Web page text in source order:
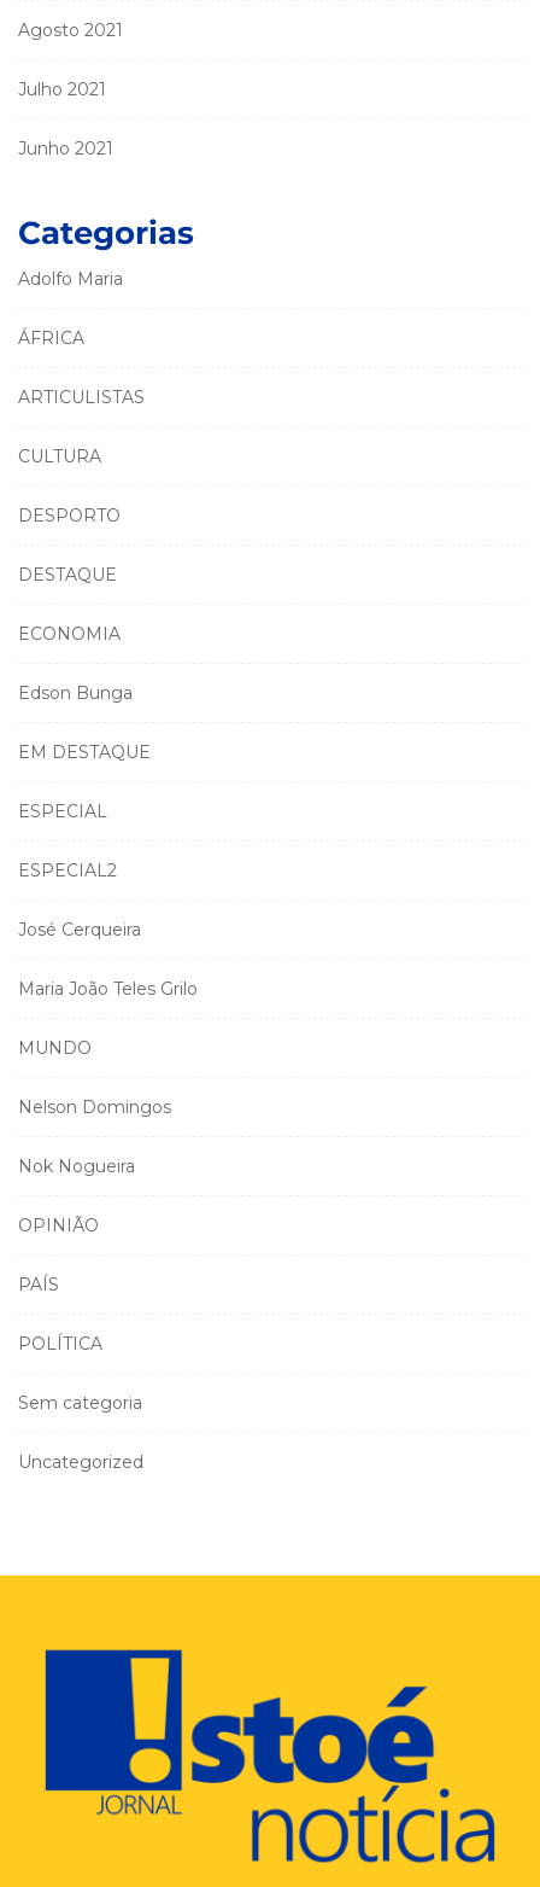
Agosto 2021
Julho 2021
Junho 2021
Categorias
Adolfo Maria
ÁFRICA
ARTICULISTAS
CULTURA
DESPORTO
DESTAQUE
ECONOMIA
Edson Bunga
EM DESTAQUE
ESPECIAL
ESPECIAL2
José Cerqueira
Maria João Teles Grilo
MUNDO
Nelson Domingos
Nok Nogueira
OPINIÃO
PAÍS
POLÍTICA
Sem categoria
Uncategorized